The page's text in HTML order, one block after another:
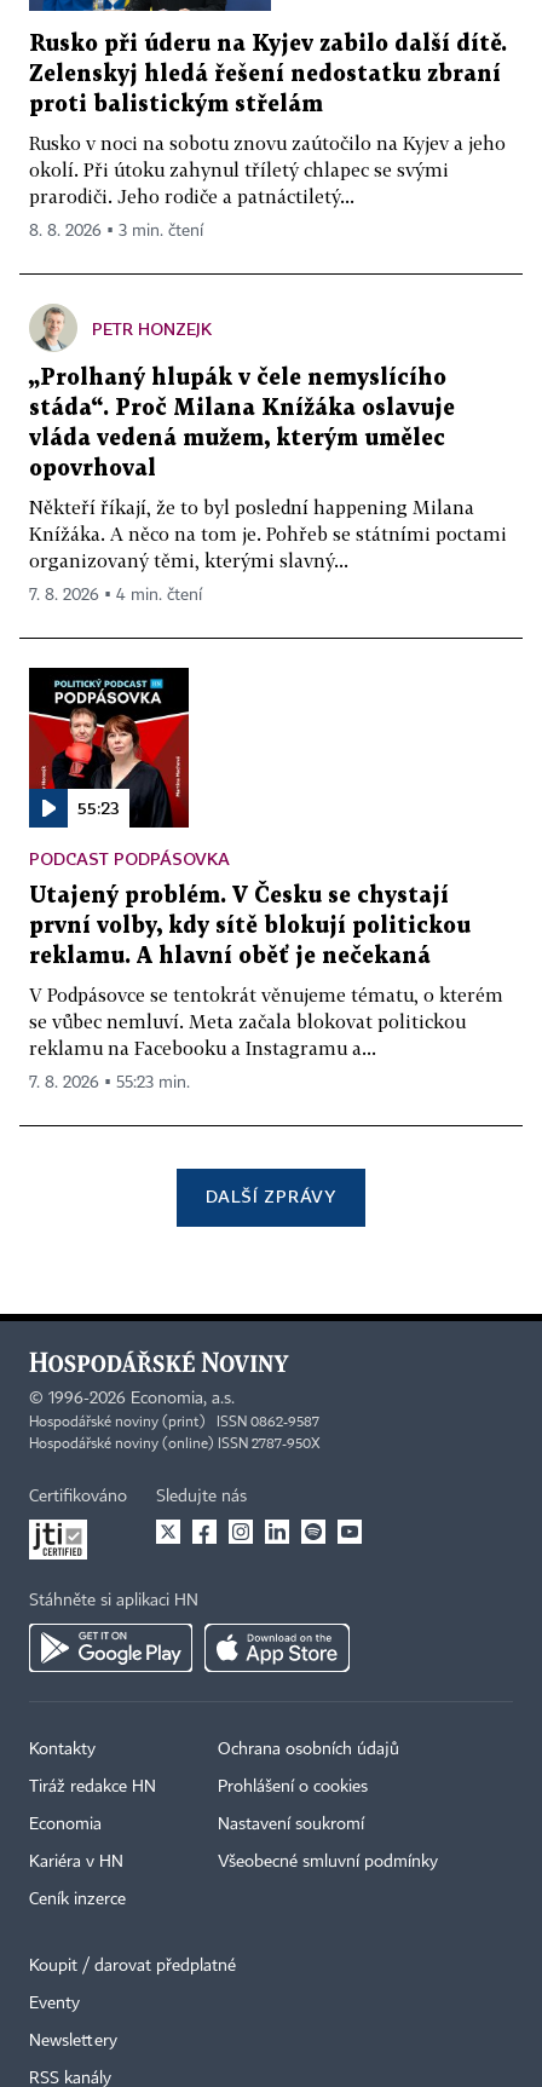
Rusko při úderu na Kyjev zabilo další dítě.
Zelenskyj hledá řešení nedostatku zbraní
proti balistickým střelám
Rusko v noci na sobotu znovu zaútočilo na Kyjev a jeho
okolí. Při útoku zahynul tříletý chlapec se svými
prarodiči. Jeho rodiče a patnáctiletý...
8. 8. 2026 ▪ 3 min. čtení
PETR HONZEJK
„Prolhaný hlupák v čele nemyslícího
stáda“. Proč Milana Knížáka oslavuje
vláda vedená mužem, kterým umělec
opovrhoval
Někteří říkají, že to byl poslední happening Milana
Knížáka. A něco na tom je. Pohřeb se státními poctami
organizovaný těmi, kterými slavný...
7. 8. 2026 ▪ 4 min. čtení
55:23
PODCAST PODPÁSOVKA
Utajený problém. V Česku se chystají
první volby, kdy sítě blokují politickou
reklamu. A hlavní oběť je nečekaná
V Podpásovce se tentokrát věnujeme tématu, o kterém
se vůbec nemluví. Meta začala blokovat politickou
reklamu na Facebooku a Instagramu a...
7. 8. 2026 ▪ 55:23 min.
DALŠÍ ZPRÁVY
© 1996-2026 Economia, a.s.
Hospodářské noviny (print) ISSN 0862-9587
Hospodářské noviny (online) ISSN 2787-950X
Certifikováno Sledujte nás
Stáhněte si aplikaci HN
Kontakty
Tiráž redakce HN
Economia
Kariéra v HN
Ceník inzerce
Ochrana osobních údajů
Prohlášení o cookies
Nastavení soukromí
Všeobecné smluvní podmínky
Koupit / darovat předplatné
Eventy
Newslettery
RSS kanály